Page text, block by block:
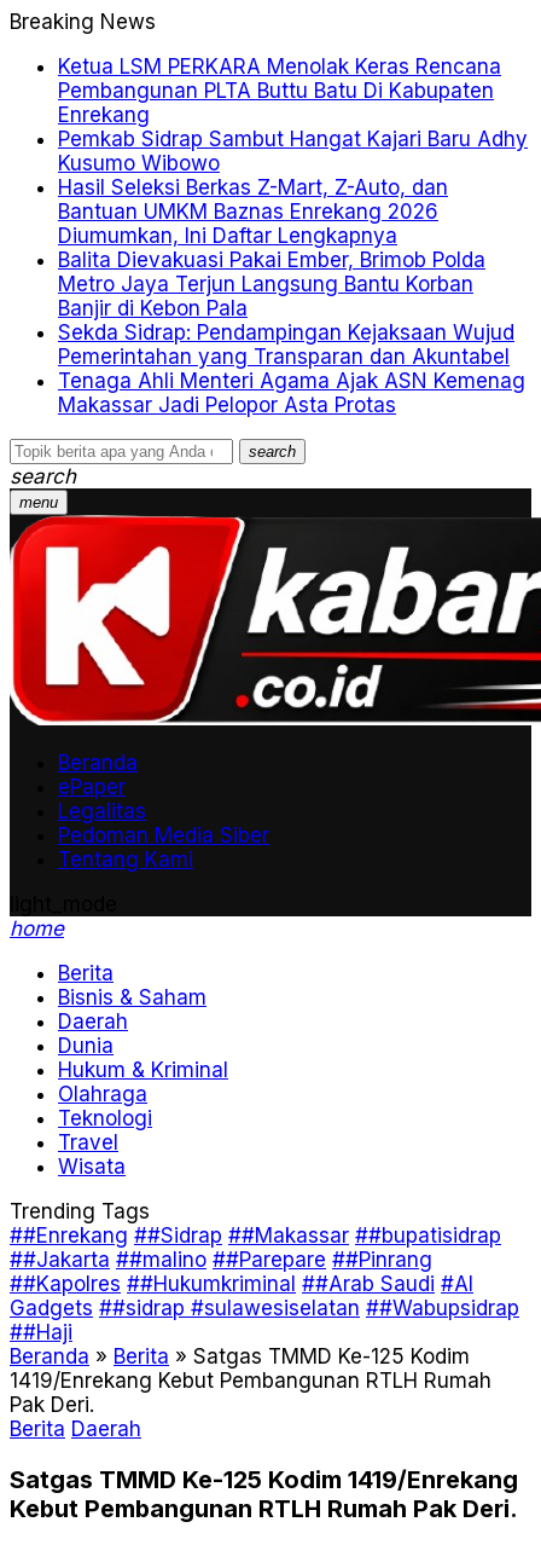
Breaking News
Ketua LSM PERKARA Menolak Keras Rencana
Pembangunan PLTA Buttu Batu Di Kabupaten
Enrekang
Pemkab Sidrap Sambut Hangat Kajari Baru Adhy
Kusumo Wibowo
Hasil Seleksi Berkas Z-Mart, Z-Auto, dan
Bantuan UMKM Baznas Enrekang 2026
Diumumkan, Ini Daftar Lengkapnya
Balita Dievakuasi Pakai Ember, Brimob Polda
Metro Jaya Terjun Langsung Bantu Korban
Banjir di Kebon Pala
Sekda Sidrap: Pendampingan Kejaksaan Wujud
Pemerintahan yang Transparan dan Akuntabel
Tenaga Ahli Menteri Agama Ajak ASN Kemenag
Makassar Jadi Pelopor Asta Protas
search
search
menu
Beranda
ePaper
Legalitas
Pedoman Media Siber
Tentang Kami
home
Berita
Bisnis & Saham
Daerah
Dunia
Hukum & Kriminal
Olahraga
Teknologi
Travel
Wisata
Trending Tags
##Enrekang ##Sidrap ##Makassar ##bupatisidrap
##Jakarta ##malino ##Parepare ##Pinrang
##Kapolres ##Hukumkriminal ##Arab Saudi #AI
Gadgets ##sidrap #sulawesiselatan ##Wabupsidrap
##Haji
Beranda » Berita » Satgas TMMD Ke-125 Kodim
1419/Enrekang Kebut Pembangunan RTLH Rumah
Pak Deri.
Berita Daerah
Satgas TMMD Ke-125 Kodim 1419/Enrekang
Kebut Pembangunan RTLH Rumah Pak Deri.